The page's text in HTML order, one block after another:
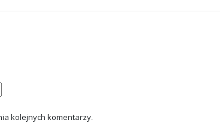
kolejnych komentarzy.